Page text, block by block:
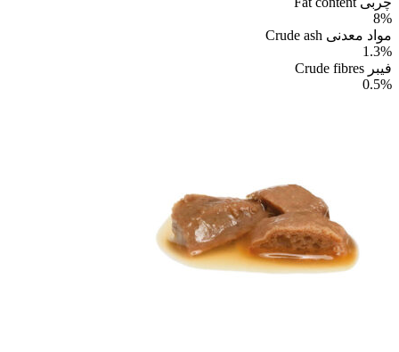
8%
مواد معدنی Crude ash
1.3%
فیبر Crude fibres
0.5%